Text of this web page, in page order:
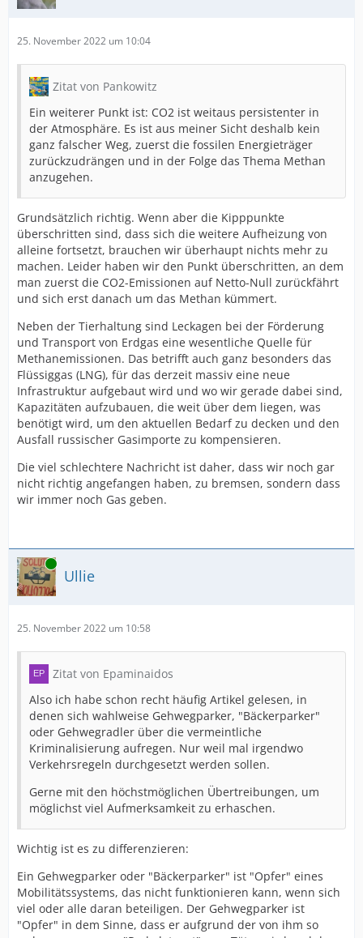
25. November 2022 um 10:04
Zitat von Pankowitz
Ein weiterer Punkt ist: CO2 ist weitaus persistenter in
der Atmosphäre. Es ist aus meiner Sicht deshalb kein
ganz falscher Weg, zuerst die fossilen Energieträger
zurückzudrängen und in der Folge das Thema Methan
anzugehen.
Grundsätzlich richtig. Wenn aber die Kipppunkte
überschritten sind, dass sich die weitere Aufheizung von
alleine fortsetzt, brauchen wir überhaupt nichts mehr zu
machen. Leider haben wir den Punkt überschritten, an dem
man zuerst die CO2-Emissionen auf Netto-Null zurückfährt
und sich erst danach um das Methan kümmert.
Neben der Tierhaltung sind Leckagen bei der Förderung
und Transport von Erdgas eine wesentliche Quelle für
Methanemissionen. Das betrifft auch ganz besonders das
Flüssiggas (LNG), für das derzeit massiv eine neue
Infrastruktur aufgebaut wird und wo wir gerade dabei sind,
Kapazitäten aufzubauen, die weit über dem liegen, was
benötigt wird, um den aktuellen Bedarf zu decken und den
Ausfall russischer Gasimporte zu kompensieren.
Die viel schlechtere Nachricht ist daher, dass wir noch gar
nicht richtig angefangen haben, zu bremsen, sondern dass
wir immer noch Gas geben.
Online
Ullie
25. November 2022 um 10:58
Zitat von Epaminaidos
Also ich habe schon recht häufig Artikel gelesen, in
denen sich wahlweise Gehwegparker, "Bäckerparker"
oder Gehwegradler über die vermeintliche
Kriminalisierung aufregen. Nur weil mal irgendwo
Verkehrsregeln durchgesetzt werden sollen.
Gerne mit den höchstmöglichen Übertreibungen, um
möglichst viel Aufmerksamkeit zu erhaschen.
Wichtig ist es zu differenzieren:
Ein Gehwegparker oder "Bäckerparker" ist "Opfer" eines
Mobilitätssystems, das nicht funktionieren kann, wenn sich
viel oder alle daran beteiligen. Der Gehwegparker ist
"Opfer" in dem Sinne, dass er aufgrund der von ihm so